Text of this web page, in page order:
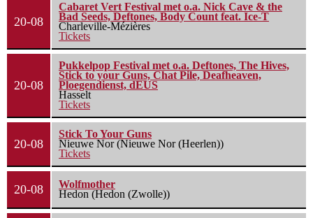
20-08
Cabaret Vert Festival met o.a. Nick Cave & the
Bad Seeds, Deftones, Body Count feat. Ice-T
Charleville-Mézières
Tickets
20-08
Pukkelpop Festival met o.a. Deftones, The Hives,
Stick to your Guns, Chat Pile, Deafheaven,
Ploegendienst, dEUS
Hasselt
Tickets
20-08
Stick To Your Guns
Nieuwe Nor (Nieuwe Nor (Heerlen))
Tickets
20-08
Wolfmother
Hedon (Hedon (Zwolle))